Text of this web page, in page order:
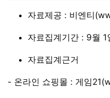
자료제공 : 비엔티
자료집계기간 : 9월
자료집계근거
- 온라인 쇼핑몰 : 게임